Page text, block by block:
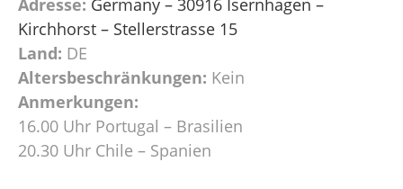
Kirchhorst – Stellerstrasse 15
Land: DE
Altersbeschränkungen: Kein
Anmerkungen:
16.00 Uhr Portugal – Brasilien
20.30 Uhr Chile – Spanien